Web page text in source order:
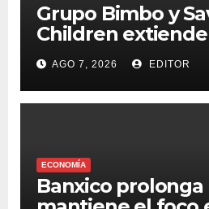
Grupo Bimbo y
Children
apoyar a
Venezuela
AGO 7, 2026 EDITOR
ECONOMÍA
Banxico prolonga